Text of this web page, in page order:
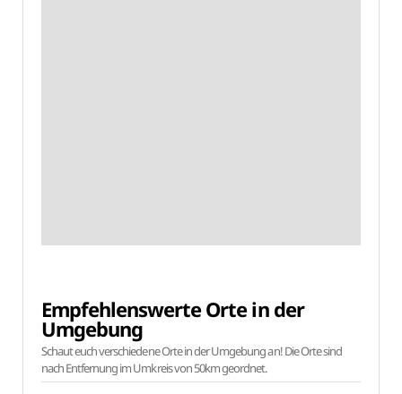
Empfehlenswerte Orte in der
Umgebung
Schaut euch verschiedene Orte in der Umgebung an! Die Orte sind
nach Entfernung im Umkreis von 50km geordnet.